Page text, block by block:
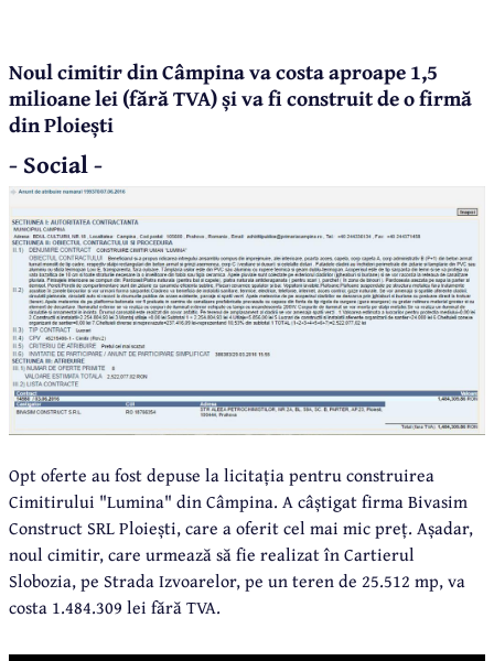
Noul cimitir din Câmpina va costa aproape 1,5
milioane lei (fără TVA) și va fi construit de o firmă
din Ploiești
- Social -
Opt oferte au fost depuse la licitația pentru construirea
Cimitirului "Lumina" din Câmpina. A câștigat firma Bivasim
Construct SRL Ploiești, care a oferit cel mai mic preț. Așadar,
noul cimitir, care urmează să fie realizat în Cartierul
Slobozia, pe Strada Izvoarelor, pe un teren de 25.512 mp, va
costa 1.484.309 lei fără TVA.